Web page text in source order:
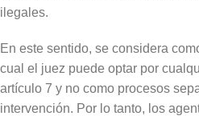
ilegales.
En este sentido, se considera
cual el juez puede optar por
artículo 7 y no como procesos
intervención. Por lo tanto, los